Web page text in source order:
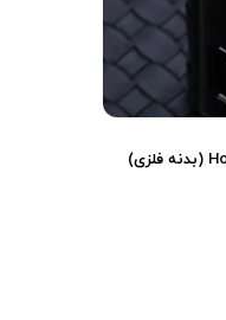
فندک اتمی 3 شعله برند Honest (بدنه فلزی)